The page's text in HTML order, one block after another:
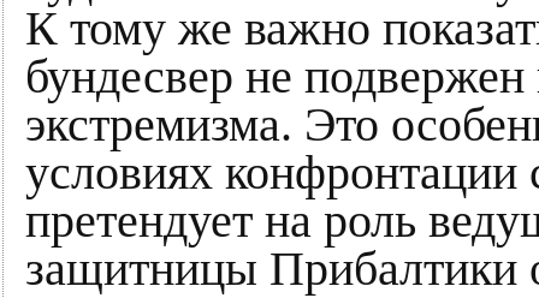
К тому же важно
бундесвер не
экстремизма. Это
условиях конфронтации
претендует на роль
защитницы Прибалтики